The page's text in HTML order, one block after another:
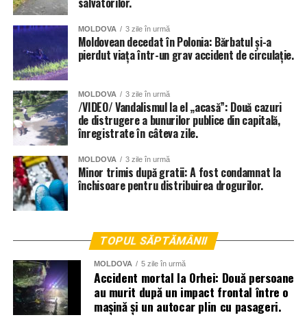
MOLDOVA 3 zile în urmă
Moldovean decedat în Polonia: Bărbatul și-a
pierdut viața într-un grav accident de circulație.
MOLDOVA 3 zile în urmă
/VIDEO/ Vandalismul la el „acasă”: Două cazuri
de distrugere a bunurilor publice din capitală,
înregistrate în câteva zile.
MOLDOVA 3 zile în urmă
Minor trimis după gratii: A fost condamnat la
închisoare pentru distribuirea drogurilor.
TOPUL SĂPTĂMÂNII
MOLDOVA 5 zile în urmă
Accident mortal la Orhei: Două persoane
au murit după un impact frontal între o
mașină și un autocar plin cu pasageri.